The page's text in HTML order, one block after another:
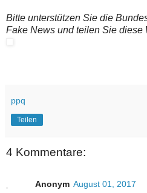
Bitte unterstützen Sie die
Fake News und teilen Sie diese
ppq
Teilen
4 Kommentare:
Anonym August 01, 2017